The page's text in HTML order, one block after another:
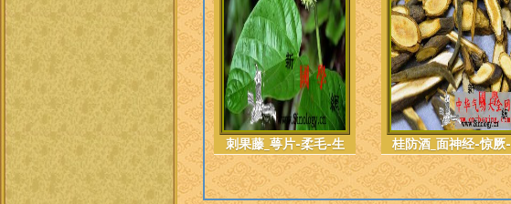
刺果藤_萼片-柔毛-生 桂防酒_面神经-惊厥-